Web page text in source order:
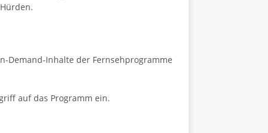
Demand-Inhalte der Fernsehprogramme
auf das Programm ein.